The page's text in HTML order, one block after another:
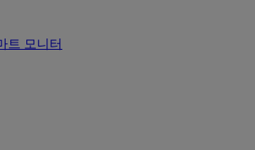
트 모니터